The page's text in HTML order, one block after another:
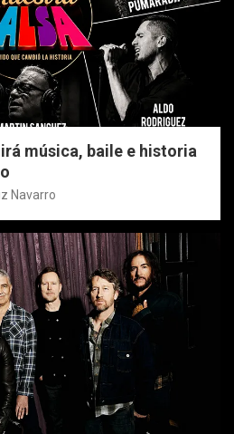
música, baile e historia
Navarro